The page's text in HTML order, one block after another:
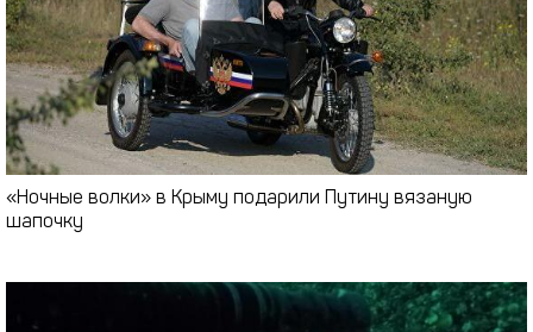
«Ночные волки» в Крыму подарили Путину вязаную
шапочку